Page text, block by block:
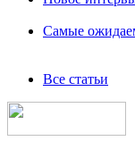
Самые
Все статьи